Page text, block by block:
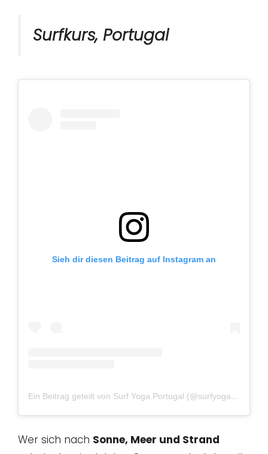
Surfkurs, Portugal
Sieh dir diesen Beitrag auf Instagram an
Ein Beitrag geteilt von Surf Yoga Portugal (@surfyogaportugal)
Wer sich nach Sonne, Meer und Strand